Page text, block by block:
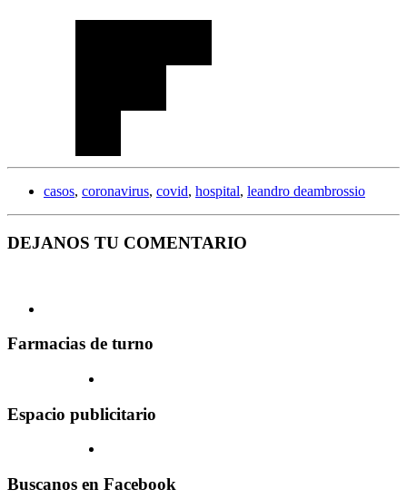
casos, coronavirus, covid, hospital, leandro deambrossio
DEJANOS TU COMENTARIO
Farmacias de turno
Espacio publicitario
Buscanos en Facebook